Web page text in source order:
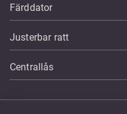
Färddator
Justerbar ratt
Centrallås